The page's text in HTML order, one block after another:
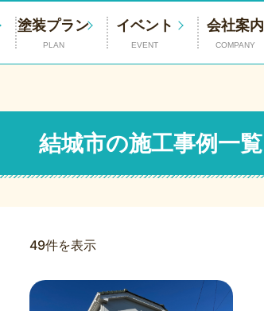
塗装プラン
PLAN
イベント
EVENT
会社案内
COMPANY
結城市の施工事例一覧
49件を表示